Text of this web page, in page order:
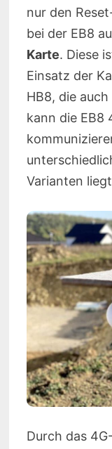
nur den
bei der EB8
Karte. Diese
Einsatz der
HB8, die
kann die EB8
Varianten
Durch das